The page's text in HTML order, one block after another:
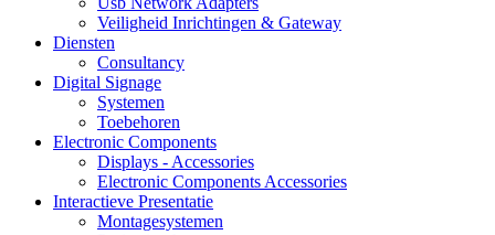
Veiligheid Inrichtingen & Gateway
Diensten
Consultancy
Digital Signage
Systemen
Toebehoren
Electronic Components
Displays - Accessories
Electronic Components Accessories
Interactieve Presentatie
Montagesystemen